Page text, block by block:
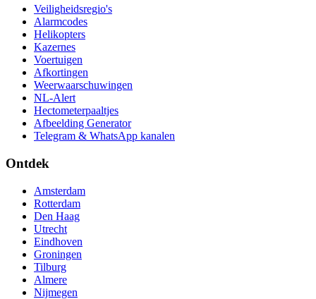
Veiligheidsregio's
Alarmcodes
Helikopters
Kazernes
Voertuigen
Afkortingen
Weerwaarschuwingen
NL-Alert
Hectometerpaaltjes
Afbeelding Generator
Telegram & WhatsApp kanalen
Ontdek
Amsterdam
Rotterdam
Den Haag
Utrecht
Eindhoven
Groningen
Tilburg
Almere
Nijmegen